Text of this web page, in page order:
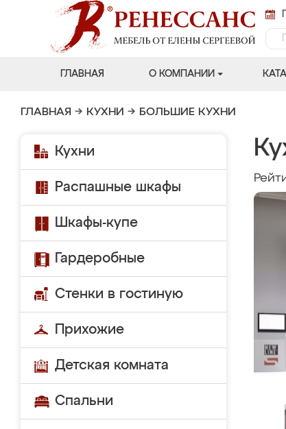
ГЛАВНАЯ О КОМПАНИИ
ГЛАВНАЯ → КУХНИ → БОЛЬШИЕ КУХНИ
Кухни
Распашные шкафы
Шкафы-купе
Гардеробные
Стенки в гостиную
Прихожие
Детская комната
Спальни